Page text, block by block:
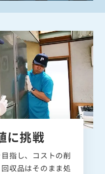
に挑戦
指し、コストの削
収品はそのまま処